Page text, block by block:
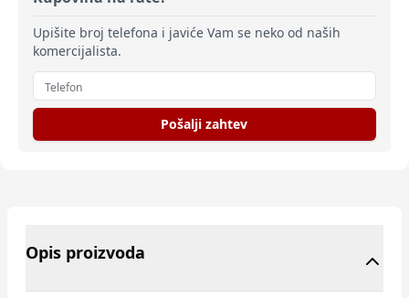
Upišite broj telefona i javiće Vam se neko od naših
komercijalista.
Pošalji zahtev
Opis proizvoda